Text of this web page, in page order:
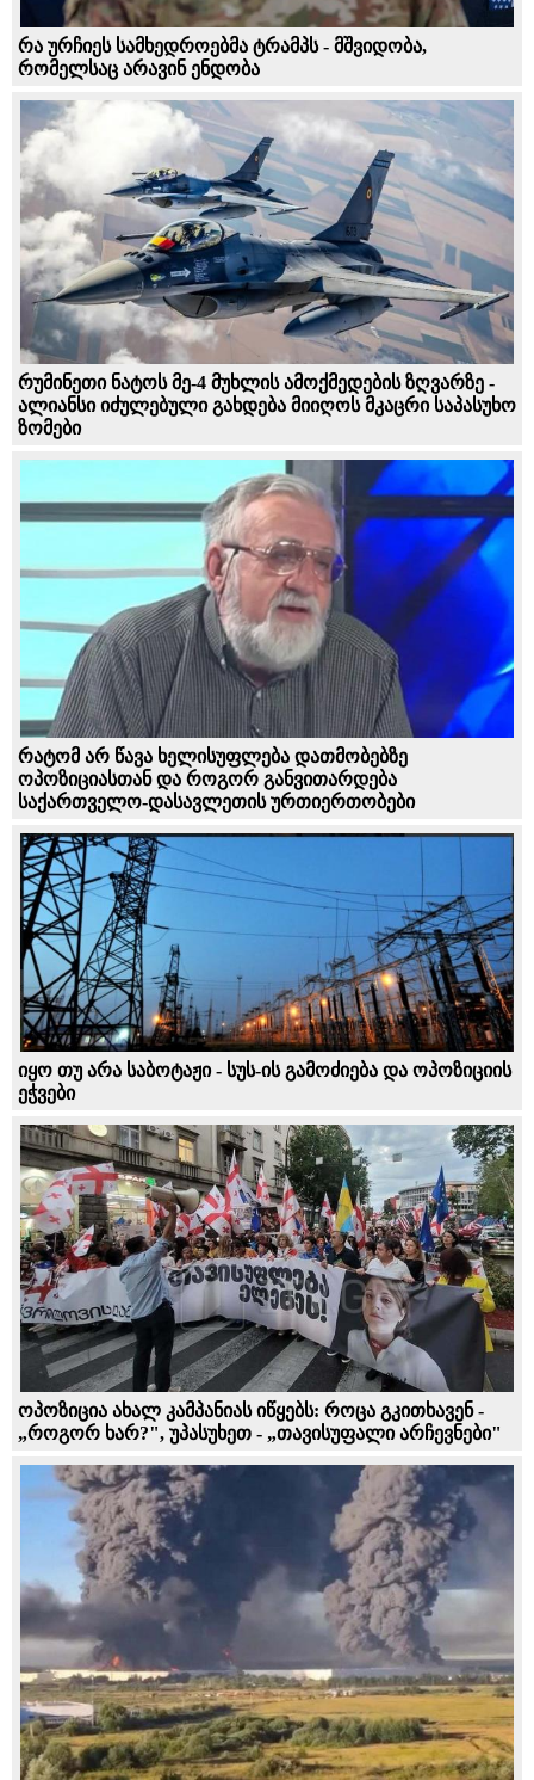
რა ურჩიეს სამხედროებმა ტრამპს - მშვიდობა,
რომელსაც არავინ ენდობა
რუმინეთი ნატოს მე-4 მუხლის ამოქმედების ზღვარზე -
ალიანსი იძულებული გახდება მიიღოს მკაცრი საპასუხო
ზომები
რატომ არ წავა ხელისუფლება დათმობებზე
ოპოზიციასთან და როგორ განვითარდება
საქართველო-დასავლეთის ურთიერთობები
იყო თუ არა საბოტაჟი - სუს-ის გამოძიება და ოპოზიციის
ეჭვები
ოპოზიცია ახალ კამპანიას იწყებს: როცა გკითხავენ -
„როგორ ხარ?", უპასუხეთ - „თავისუფალი არჩევნები"